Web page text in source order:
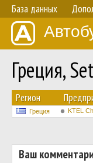
База данных
Греция,
Регион
Греция KTEL
Ваш